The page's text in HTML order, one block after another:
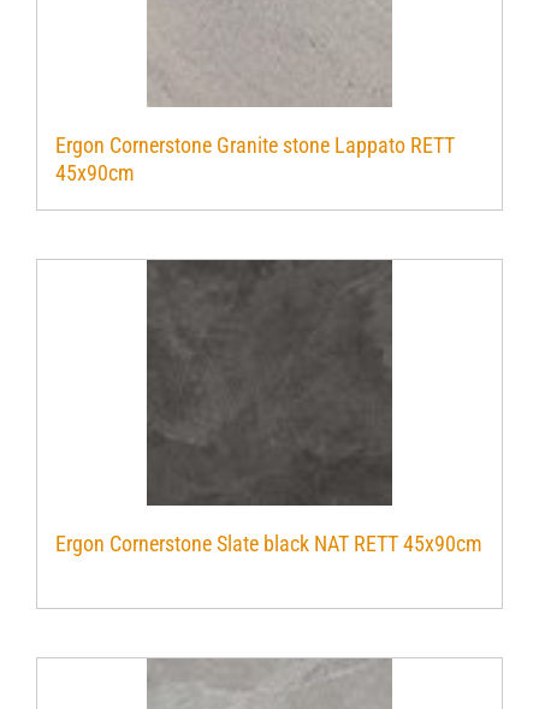
Ergon Cornerstone Granite stone Lappato RETT
45x90cm
Ergon Cornerstone Slate black NAT RETT 45x90cm